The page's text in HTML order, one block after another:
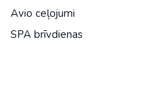
Avio ceļojumi
SPA brīvdienas